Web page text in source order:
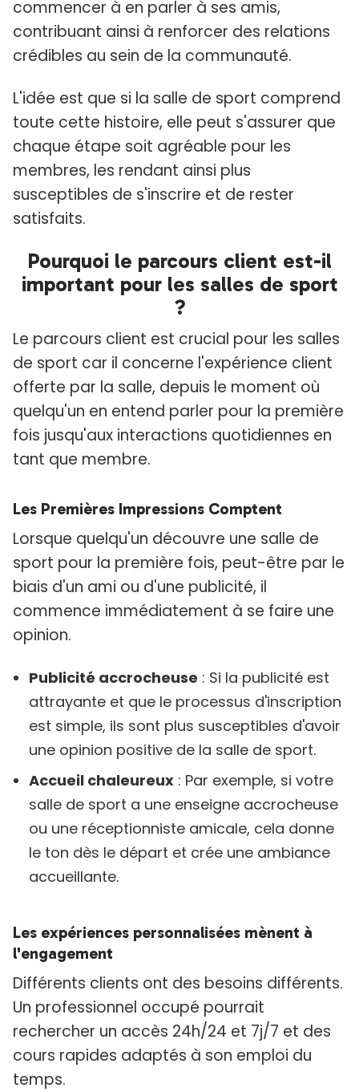
commencer à en parler à ses amis,
contribuant ainsi à renforcer des relations
crédibles au sein de la communauté.
L'idée est que si la salle de sport comprend
toute cette histoire, elle peut s'assurer que
chaque étape soit agréable pour les
membres, les rendant ainsi plus
susceptibles de s'inscrire et de rester
satisfaits.
Pourquoi le parcours client est-il
important pour les salles de sport
?
Le parcours client est crucial pour les salles
de sport car il concerne l'expérience client
offerte par la salle, depuis le moment où
quelqu'un en entend parler pour la première
fois jusqu'aux interactions quotidiennes en
tant que membre.
Les Premières Impressions Comptent
Lorsque quelqu'un découvre une salle de
sport pour la première fois, peut-être par le
biais d'un ami ou d'une publicité, il
commence immédiatement à se faire une
opinion.
Publicité accrocheuse : Si la publicité est
attrayante et que le processus d'inscription
est simple, ils sont plus susceptibles d'avoir
une opinion positive de la salle de sport.
Accueil chaleureux : Par exemple, si votre
salle de sport a une enseigne accrocheuse
ou une réceptionniste amicale, cela donne
le ton dès le départ et crée une ambiance
accueillante.
Les expériences personnalisées mènent à
l'engagement
Différents clients ont des besoins différents.
Un professionnel occupé pourrait
rechercher un accès 24h/24 et 7j/7 et des
cours rapides adaptés à son emploi du
temps.